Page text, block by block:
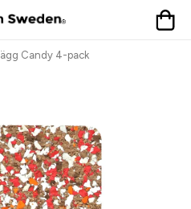
Candy 4-pack